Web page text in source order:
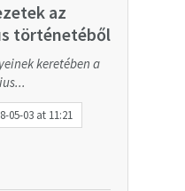
az
történetéből
keretében a
05-03 at 11:21